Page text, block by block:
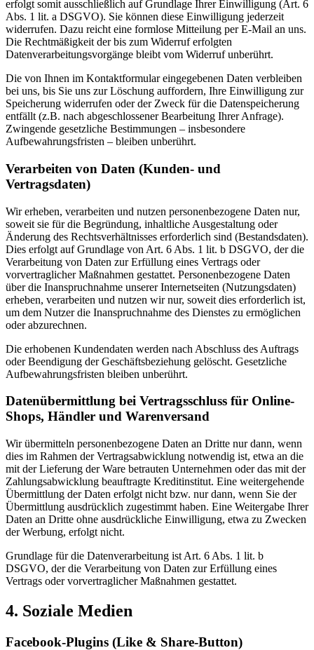
erfolgt somit ausschließlich auf Grundlage Ihrer Einwilligung (Art. 6
Abs. 1 lit. a DSGVO). Sie können diese Einwilligung jederzeit
widerrufen. Dazu reicht eine formlose Mitteilung per E-Mail an uns.
Die Rechtmäßigkeit der bis zum Widerruf erfolgten
Datenverarbeitungsvorgänge bleibt vom Widerruf unberührt.
Die von Ihnen im Kontaktformular eingegebenen Daten verbleiben
bei uns, bis Sie uns zur Löschung auffordern, Ihre Einwilligung zur
Speicherung widerrufen oder der Zweck für die Datenspeicherung
entfällt (z.B. nach abgeschlossener Bearbeitung Ihrer Anfrage).
Zwingende gesetzliche Bestimmungen – insbesondere
Aufbewahrungsfristen – bleiben unberührt.
Verarbeiten von Daten (Kunden- und
Vertragsdaten)
Wir erheben, verarbeiten und nutzen personenbezogene Daten nur,
soweit sie für die Begründung, inhaltliche Ausgestaltung oder
Änderung des Rechtsverhältnisses erforderlich sind (Bestandsdaten).
Dies erfolgt auf Grundlage von Art. 6 Abs. 1 lit. b DSGVO, der die
Verarbeitung von Daten zur Erfüllung eines Vertrags oder
vorvertraglicher Maßnahmen gestattet. Personenbezogene Daten
über die Inanspruchnahme unserer Internetseiten (Nutzungsdaten)
erheben, verarbeiten und nutzen wir nur, soweit dies erforderlich ist,
um dem Nutzer die Inanspruchnahme des Dienstes zu ermöglichen
oder abzurechnen.
Die erhobenen Kundendaten werden nach Abschluss des Auftrags
oder Beendigung der Geschäftsbeziehung gelöscht. Gesetzliche
Aufbewahrungsfristen bleiben unberührt.
Datenübermittlung bei Vertragsschluss für Online-
Shops, Händler und Warenversand
Wir übermitteln personenbezogene Daten an Dritte nur dann, wenn
dies im Rahmen der Vertragsabwicklung notwendig ist, etwa an die
mit der Lieferung der Ware betrauten Unternehmen oder das mit der
Zahlungsabwicklung beauftragte Kreditinstitut. Eine weitergehende
Übermittlung der Daten erfolgt nicht bzw. nur dann, wenn Sie der
Übermittlung ausdrücklich zugestimmt haben. Eine Weitergabe Ihrer
Daten an Dritte ohne ausdrückliche Einwilligung, etwa zu Zwecken
der Werbung, erfolgt nicht.
Grundlage für die Datenverarbeitung ist Art. 6 Abs. 1 lit. b
DSGVO, der die Verarbeitung von Daten zur Erfüllung eines
Vertrags oder vorvertraglicher Maßnahmen gestattet.
4. Soziale Medien
Facebook-Plugins (Like & Share-Button)